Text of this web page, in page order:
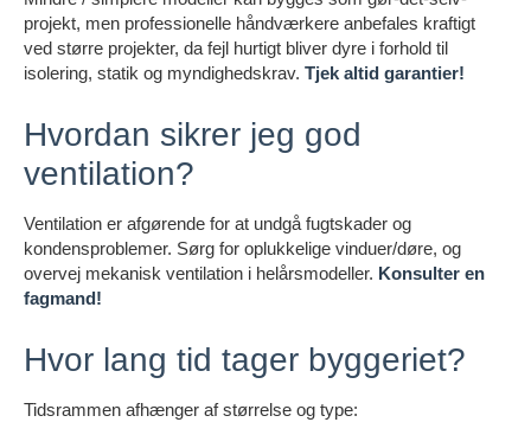
projekt, men professionelle håndværkere anbefales kraftigt
ved større projekter, da fejl hurtigt bliver dyre i forhold til
isolering, statik og myndighedskrav. Tjek altid garantier!
Hvordan sikrer jeg god
ventilation?
Ventilation er afgørende for at undgå fugtskader og
kondensproblemer. Sørg for oplukkelige vinduer/døre, og
overvej mekanisk ventilation i helårsmodeller. Konsulter en
fagmand!
Hvor lang tid tager byggeriet?
Tidsrammen afhænger af størrelse og type: